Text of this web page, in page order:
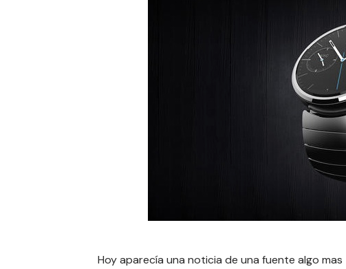
Hoy aparecía una noticia de una fuente algo mas